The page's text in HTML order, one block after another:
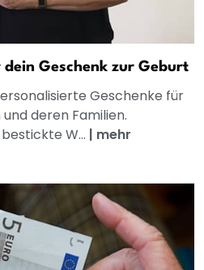
Geschenk zur Geburt
Geschenke für
deren Familien.
W... | mehr